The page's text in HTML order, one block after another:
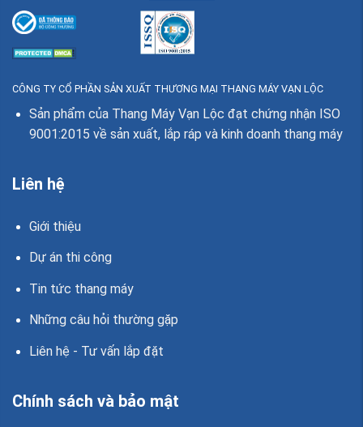
CÔNG TY CỔ PHẦN SẢN XUẤT THƯƠNG MẠI THANG MÁY VẠN LỘC
Sản phẩm của Thang Máy Vạn Lộc đạt chứng nhận ISO
9001:2015 về sản xuất, lắp ráp và kinh doanh thang máy
Liên hệ
Giới thiệu
Dự án thi công
Tin tức thang máy
Những câu hỏi thường gặp
Liên hệ - Tư vấn lắp đặt
Chính sách và bảo mật